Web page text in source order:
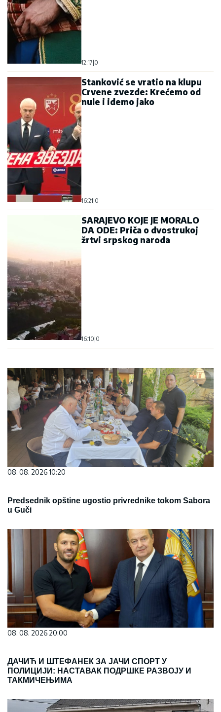
12:17 0
Stanković se vratio na klupu
Crvene zvezde: Krećemo od
nule i idemo jako
16:21 0
SARAJEVO KOJE JE MORALO
DA ODE: Priča o dvostrukoj
žrtvi srpskog naroda
16:10 0
08. 08. 2026 10:20
Predsednik opštine ugostio privrednike tokom Sabora
u Guči
08. 08. 2026 20:00
ДАЧИЋ И ШТЕФАНЕК ЗА ЈАЧИ СПОРТ У
ПОЛИЦИЈИ: НАСТАВАК ПОДРШКЕ РАЗВОЈУ И
ТАКМИЧЕЊИМА